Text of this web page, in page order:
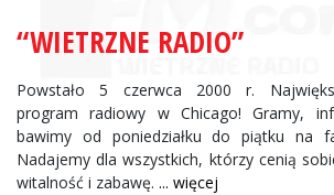
“WIETRZNE RADIO”
Powstało 5 czerwca 2000 r.
program radiowy w Chicago! Gramy,
bawimy od poniedziałku do piątku na
Nadajemy dla wszystkich, którzy cenią
witalność i zabawę. ... więcej